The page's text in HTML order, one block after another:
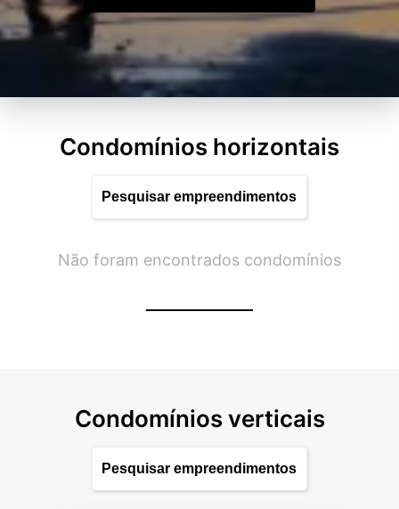
Condomínios horizontais
Não foram encontrados condomínios
Condomínios verticais